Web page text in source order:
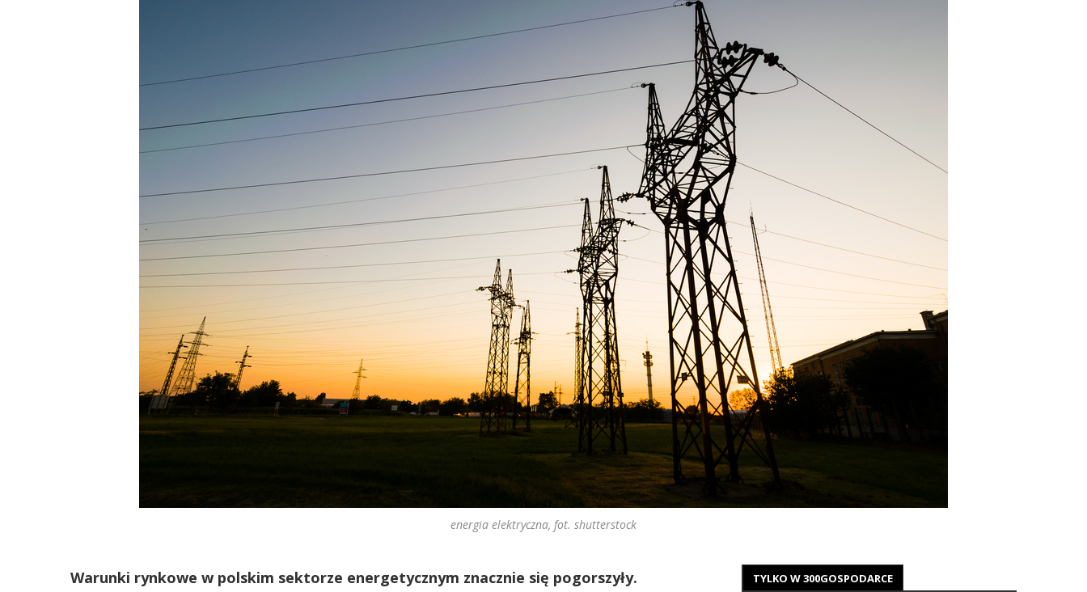
energia elektryczna, fot. shutterstock
Warunki rynkowe w polskim sektorze energetycznym znacznie się pogorszyły.
TYLKO W 300GOSPODARCE